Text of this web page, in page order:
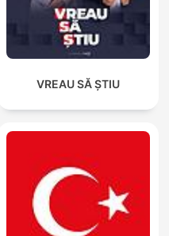
VREAU SĂ ȘTIU